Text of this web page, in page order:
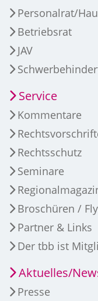
Personalrat/
Betriebsrat
JAV
Service
Kommentare
Rechtsschutz
Seminare
Broschüren /
Partner & Links
Der tbb ist
Aktuelles/
Presse